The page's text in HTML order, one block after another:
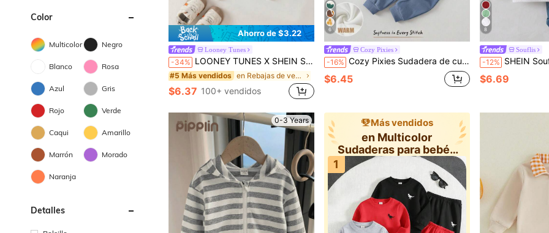
Color
Multicolor Negro
Blanco Rosa
Azul Gris
Rojo Verde
Caqui Amarillo
Marrón Morado
Naranja
Detalles
Ahorro de $3.22
Looney Tunes
-34% LOONEY TUNES X SHEIN Sudadera de invierno con forro térmico, estampado de conejo y letras, y ribete a rayas de contraste, para niño, estilo casual y de calle, otoño/invierno
#5 Más vendidos en Rebajas de verano Sudaderas para bebés niños
$6.37 100+ vendidos
6
Cozy Pixies
-16% Cozy Pixies Sudadera de cuello redondo de manga larga de punto suave con estampado de animales de dibujos animados para bebé niño
$6.45
8
Souflis
-12% SHEIN Souflis 1 pieza Sudadera de cuello redondo de doble capa con jacquard
$6.69
0-3 Years Más vendidos
en Multicolor
Sudaderas para bebés
1